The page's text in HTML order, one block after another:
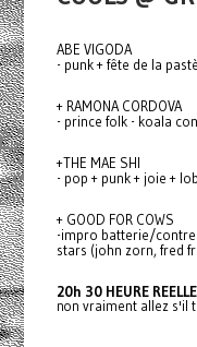
ABE VIGODA
- punk + fête de la
+ RAMONA CORDOVA
- prince folk - koala
+THE MAE SHI
- pop + punk + joie +
+ GOOD FOR COWS
-impro batterie/
stars (john zorn, fred
20h 30 HEURE REELLE
non vraiment allez s'il